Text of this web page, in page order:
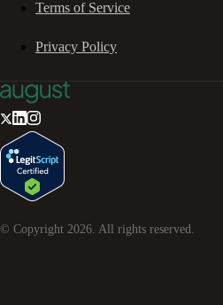
Terms of Service
Privacy Policy
© Copyright 2026 . All rights reserved.